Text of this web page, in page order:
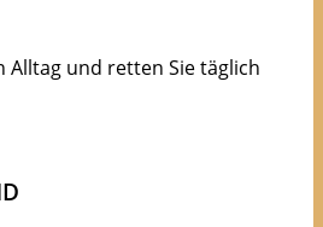
Alltag und retten Sie täglich